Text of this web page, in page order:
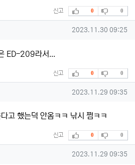
신고 추천
0 비추천
0
작성일
2023.11.30 09:25
ED-209라서...
신고 추천
0 비추천
0
작성일
2023.11.29 09:35
고 했는덕 안옴ㅋㅋ 낚시 쩜ㅋㅋ
신고 추천
0 비추천
0
작성일
2023.11.29 09:35